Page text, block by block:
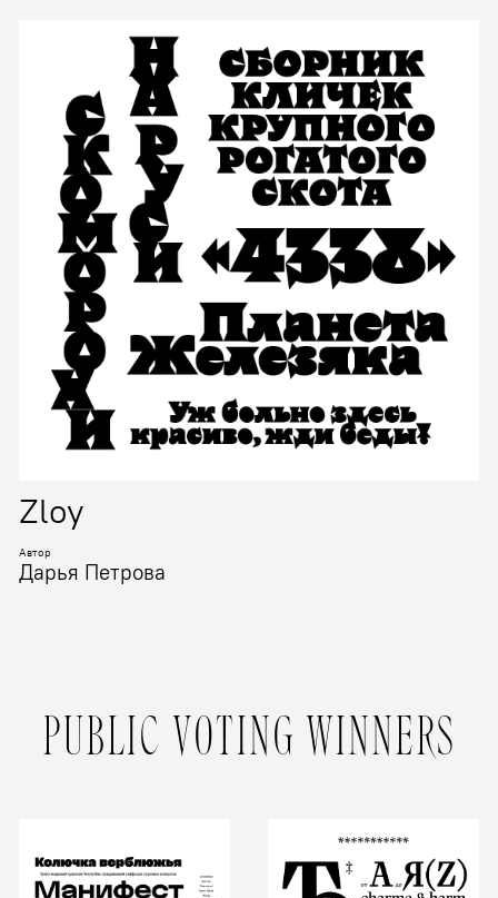
Zloy
Автор
Дарья Петрова
PUBLIC VOTING WINNERS